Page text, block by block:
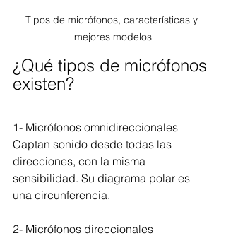
Tipos de micrófonos, características y
mejores modelos
¿Qué tipos de micrófonos
existen?
1- Micrófonos omnidireccionales
Captan sonido desde todas las
direcciones, con la misma
sensibilidad. Su diagrama polar es
una circunferencia.
2- Micrófonos direccionales